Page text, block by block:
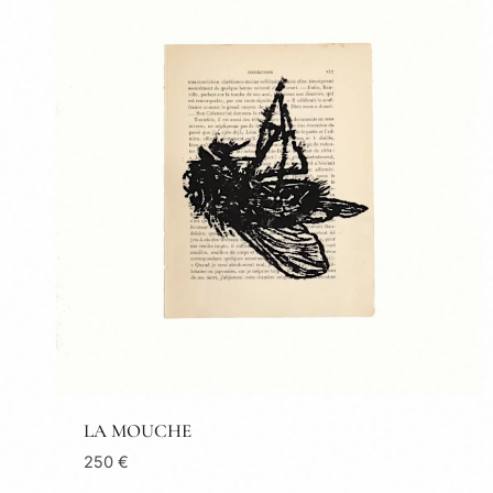
LA MOUCHE
250 €